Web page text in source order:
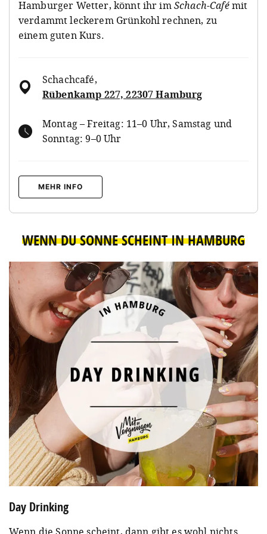
Hamburger Wetter, könnt ihr imSchach-Cafémit
verdammt leckerem Grünkohl rechnen, zu
einem guten Kurs.
Schachcafé,
Rübenkamp 227, 22307 Hamburg
Montag – Freitag: 11–0 Uhr, Samstag und
Sonntag: 9–0 Uhr
MEHR INFO
WENN DU SONNE SCHEINT IN HAMBURG
Day Drinking